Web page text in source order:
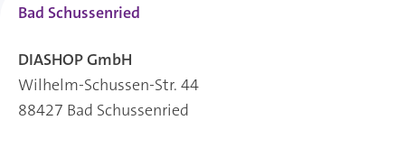
Bad Schussenried
DIASHOP GmbH
Wilhelm-Schussen-Str. 44
88427 Bad Schussenried